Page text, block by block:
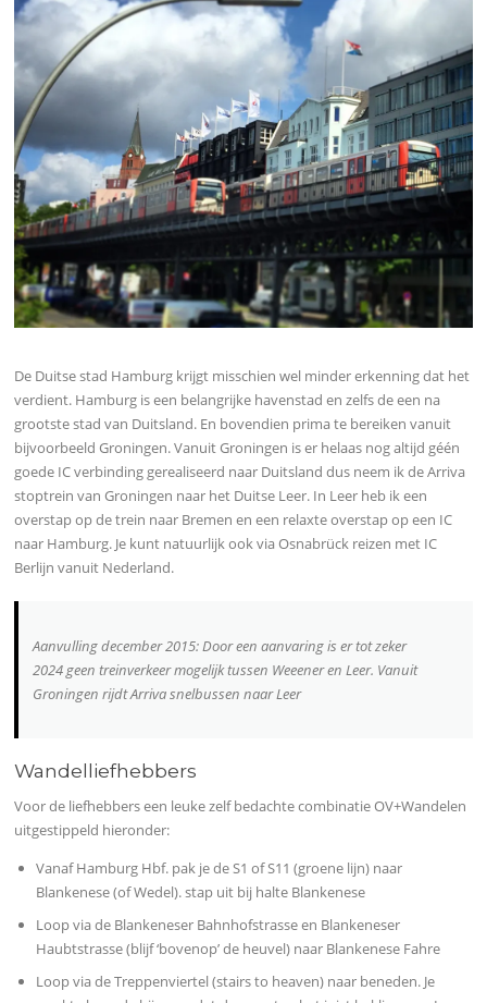
De Duitse stad Hamburg krijgt misschien wel minder erkenning dat het
verdient. Hamburg is een belangrijke havenstad en zelfs de een na
grootste stad van Duitsland. En bovendien prima te bereiken vanuit
bijvoorbeeld Groningen. Vanuit Groningen is er helaas nog altijd géén
goede IC verbinding gerealiseerd naar Duitsland dus neem ik de Arriva
stoptrein van Groningen naar het Duitse Leer. In Leer heb ik een
overstap op de trein naar Bremen en een relaxte overstap op een IC
naar Hamburg. Je kunt natuurlijk ook via Osnabrück reizen met IC
Berlijn vanuit Nederland.
Aanvulling december 2015: Door een aanvaring is er tot zeker
2024 geen treinverkeer mogelijk tussen Weeener en Leer. Vanuit
Groningen rijdt Arriva snelbussen naar Leer
Wandelliefhebbers
Voor de liefhebbers een leuke zelf bedachte combinatie OV+Wandelen
uitgestippeld hieronder:
Vanaf Hamburg Hbf. pak je de S1 of S11 (groene lijn) naar
Blankenese (of Wedel). stap uit bij halte Blankenese
Loop via de Blankeneser Bahnhofstrasse en Blankeneser
Haubtstrasse (blijf ‘bovenop’ de heuvel) naar Blankenese Fahre
Loop via de Treppenviertel (stairs to heaven) naar beneden. Je